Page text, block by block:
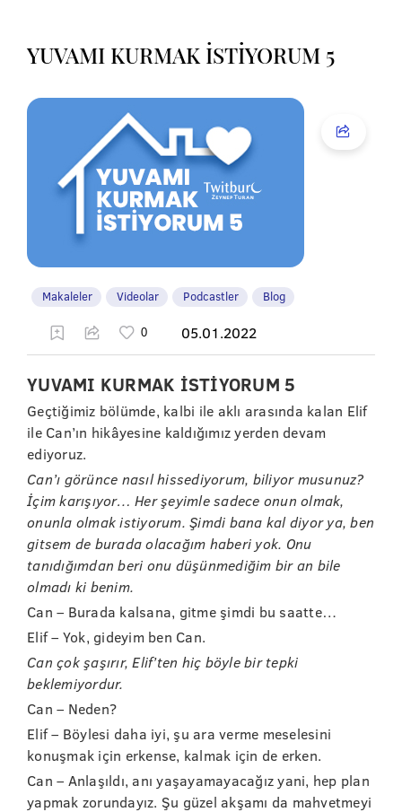
YUVAMI KURMAK İSTİYORUM 5
Makaleler Videolar Podcastler Blog
05.01.2022
YUVAMI KURMAK İSTİYORUM 5
Geçtiğimiz bölümde, kalbi ile aklı arasında kalan Elif
ile Can’ın hikâyesine kaldığımız yerden devam
ediyoruz.
Can’ı görünce nasıl hissediyorum, biliyor musunuz?
İçim karışıyor… Her şeyimle sadece onun olmak,
onunla olmak istiyorum. Şimdi bana kal diyor ya, ben
gitsem de burada olacağım haberi yok. Onu
tanıdığımdan beri onu düşünmediğim bir an bile
olmadı ki benim.
Can – Burada kalsana, gitme şimdi bu saatte…
Elif – Yok, gideyim ben Can.
Can çok şaşırır, Elif’ten hiç böyle bir tepki
beklemiyordur.
Can – Neden?
Elif – Böylesi daha iyi, şu ara verme meselesini
konuşmak için erkense, kalmak için de erken.
Can – Anlaşıldı, anı yaşayamayacağız yani, hep plan
yapmak zorundayız. Şu güzel akşamı da mahvetmeyi